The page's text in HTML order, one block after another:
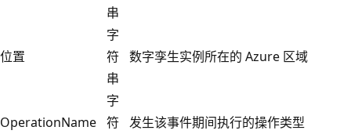
串
位置
字
符
串
数字孪生实例所在的 Azure 区域
OperationName
字
符
发生该事件期间执行的操作类型